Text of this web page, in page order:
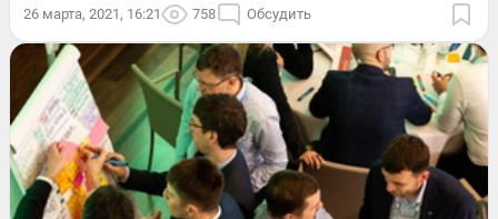
26 марта, 2021, 16:21 758 Обсудить